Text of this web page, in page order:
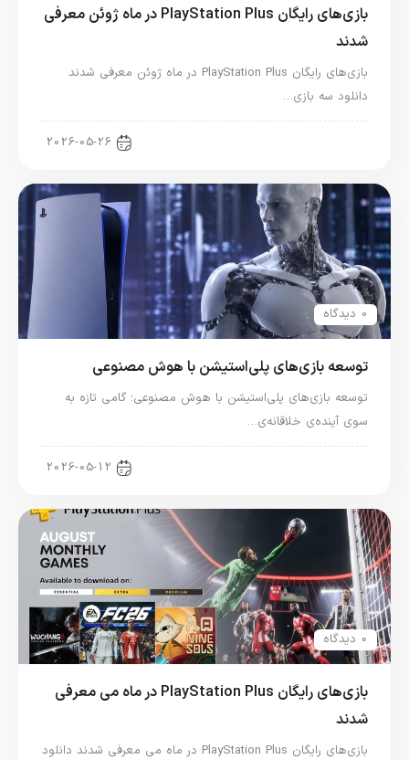
بازی‌های رایگان PlayStation Plus در ماه ژوئن معرفی
شدند
بازی‌های رایگان PlayStation Plus در ماه ژوئن معرفی شدند
دانلود سه بازی…
2026-05-26
0 دیدگاه
توسعه بازی‌های پلی‌استیشن با هوش مصنوعی
توسعه بازی‌های پلی‌استیشن با هوش مصنوعی؛ گامی تازه به
سوی آینده‌ی خلاقانه‌ی…
2026-05-12
0 دیدگاه
بازی‌های رایگان PlayStation Plus در ماه می معرفی
شدند
بازی‌های رایگان PlayStation Plus در ماه می معرفی شدند دانلود